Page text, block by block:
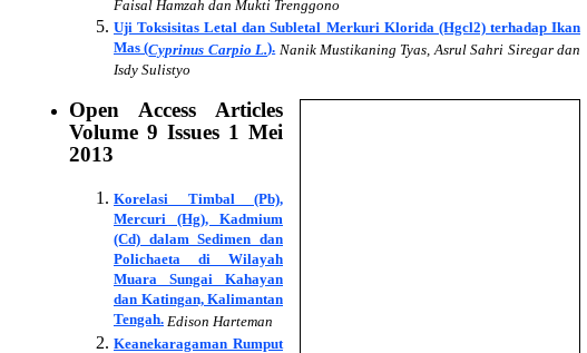
Faisal Hamzah dan Mukti Trenggono
Uji Toksisitas Letal dan Subletal Merkuri Klorida (Hgcl2) terhadap Ikan
Mas (Cyprinus Carpio L.). Nanik Mustikaning Tyas, Asrul Sahri Siregar dan
Isdy Sulistyo
Open Access Articles
Volume 9 Issues 1 Mei
2013
Korelasi Timbal (Pb),
Mercuri (Hg), Kadmium
(Cd) dalam Sedimen dan
Polichaeta di Wilayah
Muara Sungai Kahayan
dan Katingan, Kalimantan
Tengah. Edison Harteman
Keanekaragaman Rumput